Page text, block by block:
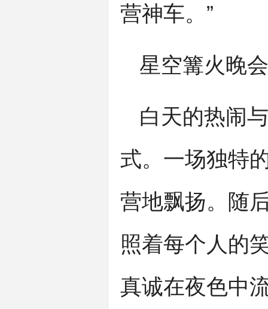
营神车。”
星空篝火晚
白天的热闹
式。一场独特
营地飘扬。随
照着每个人的
真诚在夜色中